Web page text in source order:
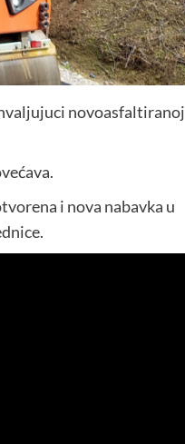
novoasfaltiranoj
i nova nabavka u